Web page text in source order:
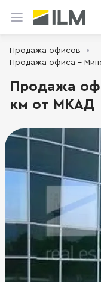
Продажа офисов
Продажа офиса -
Продажа
км от МКАД